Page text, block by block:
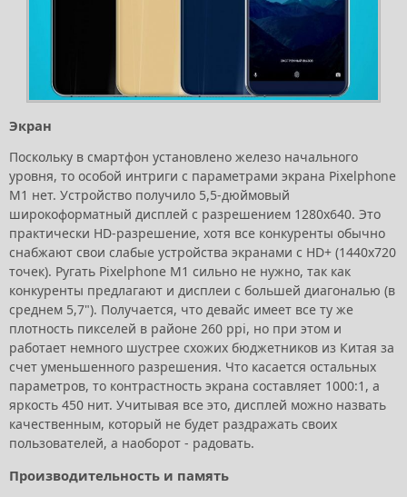
Экран
Поскольку в смартфон установлено железо начального
уровня, то особой интриги с параметрами экрана Pixelphone
M1 нет. Устройство получило 5,5-дюймовый
широкоформатный дисплей с разрешением 1280х640. Это
практически HD-разрешение, хотя все конкуренты обычно
снабжают свои слабые устройства экранами с HD+ (1440х720
точек). Ругать Pixelphone M1 сильно не нужно, так как
конкуренты предлагают и дисплеи с большей диагональю (в
среднем 5,7"). Получается, что девайс имеет все ту же
плотность пикселей в районе 260 ppi, но при этом и
работает немного шустрее схожих бюджетников из Китая за
счет уменьшенного разрешения. Что касается остальных
параметров, то контрастность экрана составляет 1000:1, а
яркость 450 нит. Учитывая все это, дисплей можно назвать
качественным, который не будет раздражать своих
пользователей, а наоборот - радовать.
Производительность и память